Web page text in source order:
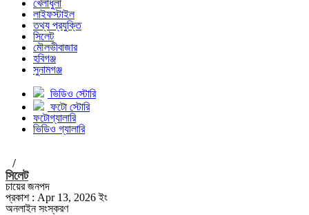
খেলাধুলা
লাইফস্টাইল
তথ্য প্রযুক্তি
সিলেট
মৌলভীবাজার
হবিগঞ্জ
সুনামগঞ্জ
ভিডিও স্টোরি
ফটো স্টোরি
ফটোগ্যালারি
ভিডিও গ্যালারি
/
সিলেট
চায়ের জনপদ
প্রকাশ : Apr 13, 2026 ইং
অনলাইন সংস্করণ